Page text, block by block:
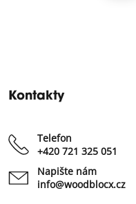
Kontakty
Telefon
+420 721 325 051
Napište nám
info@woodblocx.cz